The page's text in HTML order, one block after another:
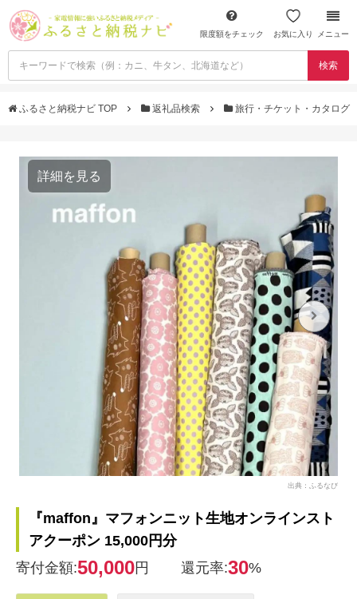
限度額をチェック お気に入り メニュー
検索
ふるさと納税ナビ TOP 返礼品検索 旅行・チケット・カタログ
詳細を見る
出典：ふるなび
『maffon』マフォンニット生地オンラインスト
アクーポン 15,000円分
寄付金額:50,000円 還元率:30%